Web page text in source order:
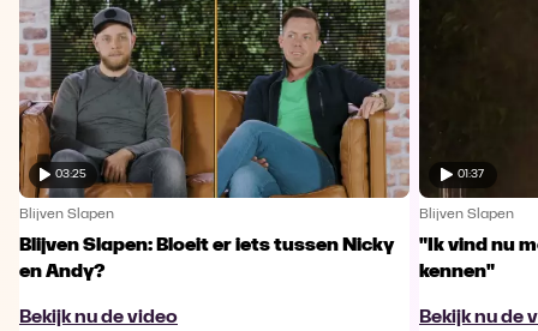
03:25
Blijven Slapen
Blijven Slapen: Bloeit er iets tussen Nicky
en Andy?
Bekijk nu de video
01:37
Blijven Slapen
"Ik vind nu
kennen"
Bekijk nu de